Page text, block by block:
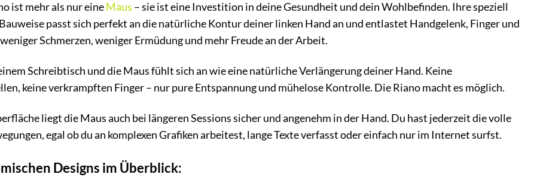
ist mehr als nur eineMaus – sie ist eine Investition in deine Gesundheit und dein Wohlbefinden. Ihre speziell
passt sich perfekt an die natürliche Kontur deiner linken Hand an und entlastet Handgelenk, Finger und
Schmerzen, weniger Ermüdung und mehr Freude an der Arbeit.
Schreibtisch und die Maus fühlt sich an wie eine natürliche Verlängerung deiner Hand. Keine
keine verkrampften Finger – nur pure Entspannung und mühelose Kontrolle. Die Riano macht es möglich.
liegt die Maus auch bei längeren Sessions sicher und angenehm in der Hand. Du hast jederzeit die volle
egal ob du an komplexen Grafiken arbeitest, lange Texte verfasst oder einfach nur im Internet surfst.
Designs im Überblick: